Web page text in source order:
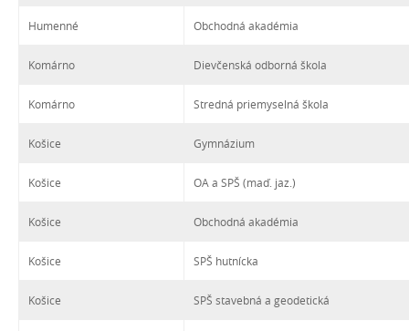
Humenné Obchodná akadémia
Komárno Dievčenská odborná škola
Komárno Stredná priemyselná škola
Košice Gymnázium
Košice OA a SPŠ (maď. jaz.)
Košice Obchodná akadémia
Košice SPŠ hutnícka
Košice SPŠ stavebná a geodetická